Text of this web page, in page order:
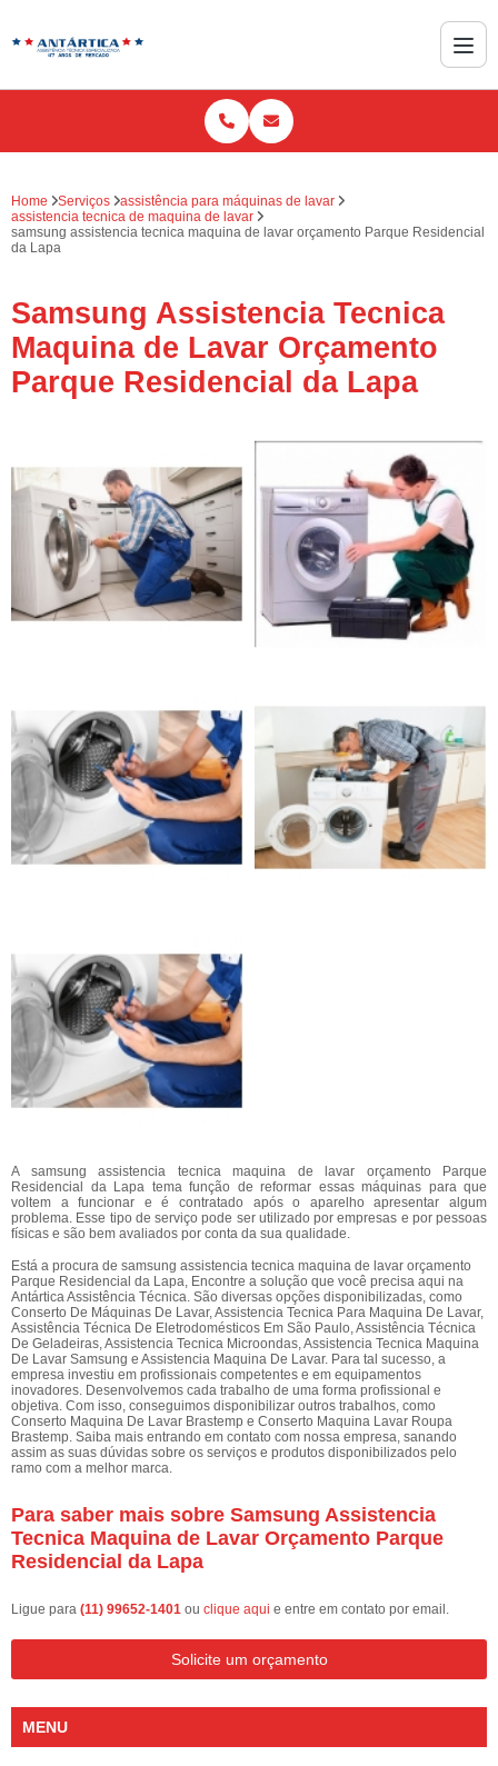
Home Serviços
assistência para máquinas de lavar
assistencia tecnica de maquina de lavar
samsung assistencia tecnica maquina de lavar orçamento Parque Residencial
da Lapa
Samsung Assistencia Tecnica
Maquina de Lavar Orçamento
Parque Residencial da Lapa
A samsung assistencia tecnica maquina de lavar orçamento Parque
Residencial da Lapa tema função de reformar essas máquinas para que
voltem a funcionar e é contratado após o aparelho apresentar algum
problema. Esse tipo de serviço pode ser utilizado por empresas e por pessoas
físicas e são bem avaliados por conta da sua qualidade.
Está a procura de samsung assistencia tecnica maquina de lavar orçamento
Parque Residencial da Lapa, Encontre a solução que você precisa aqui na
Antártica Assistência Técnica. São diversas opções disponibilizadas, como
Conserto De Máquinas De Lavar, Assistencia Tecnica Para Maquina De Lavar,
Assistência Técnica De Eletrodomésticos Em São Paulo, Assistência Técnica
De Geladeiras, Assistencia Tecnica Microondas, Assistencia Tecnica Maquina
De Lavar Samsung e Assistencia Maquina De Lavar. Para tal sucesso, a
empresa investiu em profissionais competentes e em equipamentos
inovadores. Desenvolvemos cada trabalho de uma forma profissional e
objetiva. Com isso, conseguimos disponibilizar outros trabalhos, como
Conserto Maquina De Lavar Brastemp e Conserto Maquina Lavar Roupa
Brastemp. Saiba mais entrando em contato com nossa empresa, sanando
assim as suas dúvidas sobre os serviços e produtos disponibilizados pelo
ramo com a melhor marca.
Para saber mais sobre Samsung Assistencia
Tecnica Maquina de Lavar Orçamento Parque
Residencial da Lapa
Ligue para (11) 99652-1401 ou clique aqui e entre em contato por email.
Solicite um orçamento
MENU